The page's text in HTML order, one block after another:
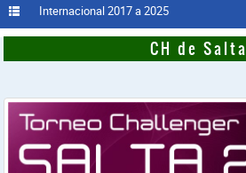
Internacional 2017 a 2025
CH de Salta